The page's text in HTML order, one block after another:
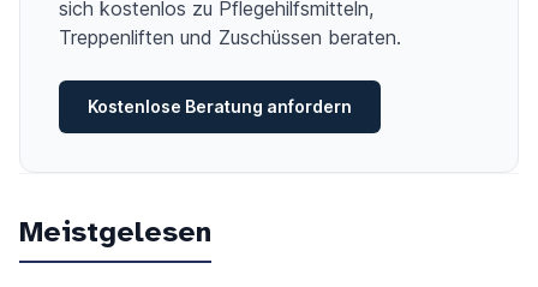
sich kostenlos zu Pflegehilfsmitteln,
Treppenliften und Zuschüssen beraten.
Kostenlose Beratung anfordern
Meistgelesen